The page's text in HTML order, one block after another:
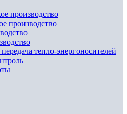
производство
производство
тепло-энергоносителей